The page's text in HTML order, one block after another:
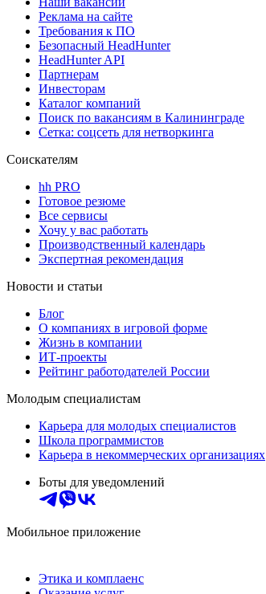
Реклама на сайте
Требования к ПО
Безопасный HeadHunter
HeadHunter API
Партнерам
Инвесторам
Каталог компаний
Поиск по вакансиям в Калининграде
Сетка: соцсеть для нетворкинга
Соискателям
hh PRO
Готовое резюме
Все сервисы
Хочу у вас работать
Производственный календарь
Экспертная рекомендация
Новости и статьи
Блог
О компаниях в игровой форме
Жизнь в компании
ИТ-проекты
Рейтинг работодателей России
Молодым специалистам
Карьера для молодых специалистов
Школа программистов
Карьера в некоммерческих организациях
Боты для уведомлений
Мобильное приложение
Этика и комплаенс